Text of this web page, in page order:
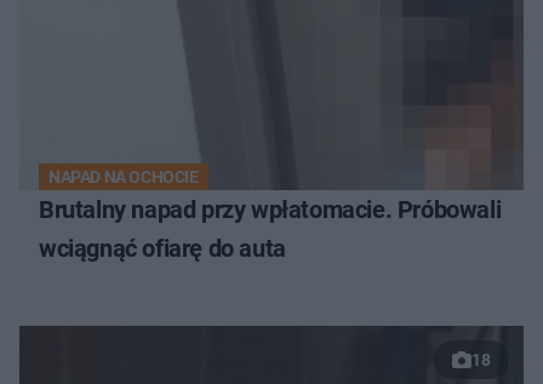
NAPAD NA OCHOCIE
Brutalny napad przy wpłatomacie. Próbowali
wciągnąć ofiarę do auta
18